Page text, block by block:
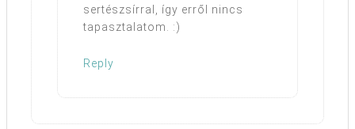
sertészsírral, így erről nincs
tapasztalatom. :)
Reply